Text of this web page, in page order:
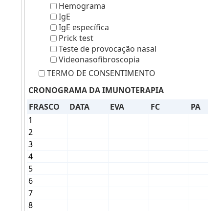
Hemograma
IgE
IgE específica
Prick test
Teste de provocação nasal
Videonasofibroscopia
TERMO DE CONSENTIMENTO
CRONOGRAMA DA IMUNOTERAPIA
FRASCO
DATA EVA FC PA